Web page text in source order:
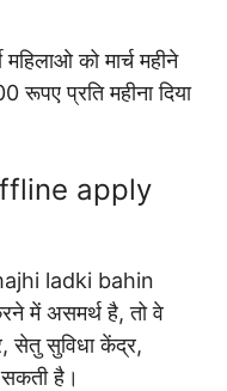
को मार्च महीने
रूपए प्रति महीना दिया
apply
ladki bahin
में असमर्थ है, तो वे
सेतु सुविधा केंद्र,
है।